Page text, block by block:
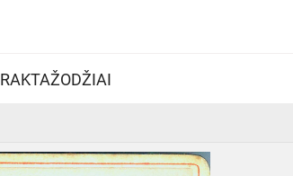
RAKTAŽODŽIAI